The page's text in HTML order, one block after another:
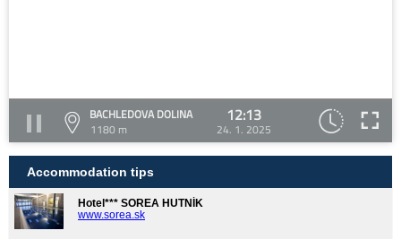
BACHLEDOVA DOLINA
1180 m
12:13
24. 1. 2025
Accommodation tips
Hotel*** SOREA HUTNÍK
www.sorea.sk